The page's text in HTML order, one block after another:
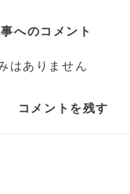
へのコメント
はありません
コメントを残す